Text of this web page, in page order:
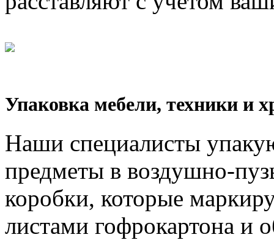
Упаковка мебели, техники и
Наши специалисты
предметы в воздушно-
коробки, которые
листами гофрокартона и